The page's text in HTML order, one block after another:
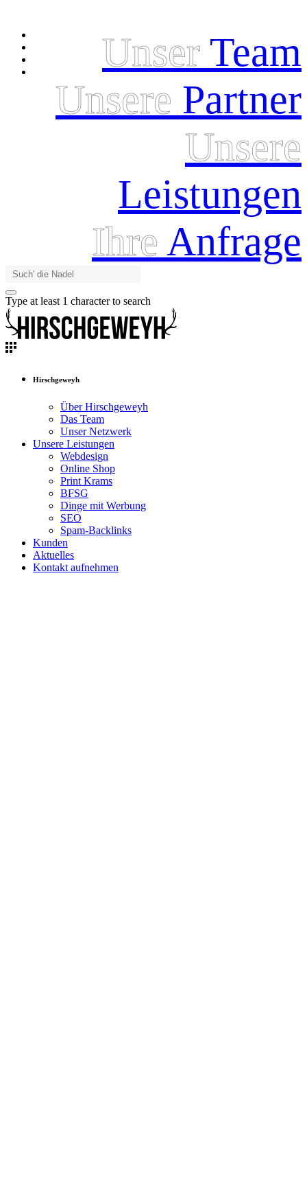
Unser Team
Unsere Partner
Unsere
Leistungen
Ihre Anfrage
Type at least 1 character to search
Hirschgeweyh
Über Hirschgeweyh
Das Team
Unser Netzwerk
Unsere Leistungen
Webdesign
Online Shop
Print Krams
BFSG
Dinge mit Werbung
SEO
Spam-Backlinks
Kunden
Aktuelles
Kontakt aufnehmen